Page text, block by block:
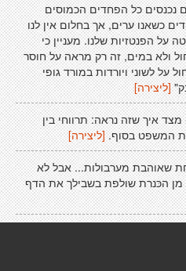
נכנסים כל הפחדים הכמוסים
כשאנו ערים, אך בחלום אין לנו
על הפנטזיות שלנו. מעניין כי
ולא במים, זה רק מראה על חוסר
על לשוני ויורדות במורד גופי
[ליצירה]
איך שזה נראה: תרווחי בין
המשפט בסוף.[ליצירה]
שאוהבת מערבולות... אבל לא
הכּנרת שולפת בשבילך את הדף